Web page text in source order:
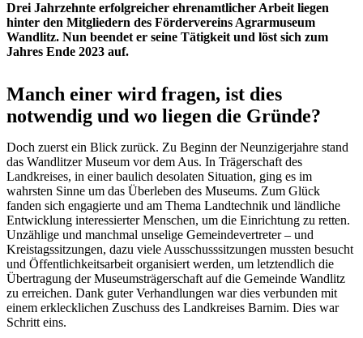
Drei Jahrzehnte erfolgreicher ehrenamtlicher Arbeit liegen
hinter den Mitgliedern des Fördervereins Agrarmuseum
Wandlitz. Nun beendet er seine Tätigkeit und löst sich zum
Jahres Ende 2023 auf.
Manch einer wird fragen, ist dies
notwendig und wo liegen die Gründe?
Doch zuerst ein Blick zurück. Zu Beginn der Neunzigerjahre stand
das Wandlitzer Museum vor dem Aus. In Trägerschaft des
Landkreises, in einer baulich desolaten Situation, ging es im
wahrsten Sinne um das Überleben des Museums. Zum Glück
fanden sich engagierte und am Thema Landtechnik und ländliche
Entwicklung interessierter Menschen, um die Einrichtung zu retten.
Unzählige und manchmal unselige Gemeindevertreter – und
Kreistagssitzungen, dazu viele Ausschusssitzungen mussten besucht
und Öffentlichkeitsarbeit organisiert werden, um letztendlich die
Übertragung der Museumsträgerschaft auf die Gemeinde Wandlitz
zu erreichen. Dank guter Verhandlungen war dies verbunden mit
einem erklecklichen Zuschuss des Landkreises Barnim. Dies war
Schritt eins.